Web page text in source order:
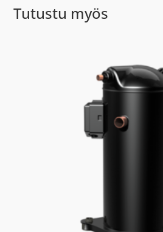
Tutustu myös